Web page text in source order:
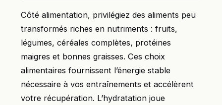
Côté alimentation, privilégiez des aliments peu
transformés riches en nutriments : fruits,
légumes, céréales complètes, protéines
maigres et bonnes graisses. Ces choix
alimentaires fournissent l’énergie stable
nécessaire à vos entraînements et accélèrent
votre récupération. L’hydratation joue